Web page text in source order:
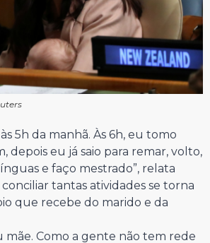
5h da manhã. Às 6h, eu tomo
depois eu já saio para remar, volto,
e faço mestrado”, relata
tantas atividades se torna
que recebe do marido e da
mãe. Como a gente não tem rede